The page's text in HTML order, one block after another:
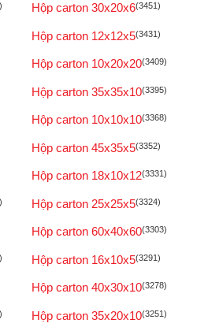
Hộp carton 30x20x6(3451)
Hộp carton 12x12x5(3431)
Hộp carton 10x20x20(3409)
Hộp carton 35x35x10(3395)
Hộp carton 10x10x10(3368)
Hộp carton 45x35x5(3352)
Hộp carton 18x10x12(3331)
Hộp carton 25x25x5(3324)
Hộp carton 60x40x60(3303)
Hộp carton 16x10x5(3291)
Hộp carton 40x30x10(3278)
Hộp carton 35x20x10(3251)